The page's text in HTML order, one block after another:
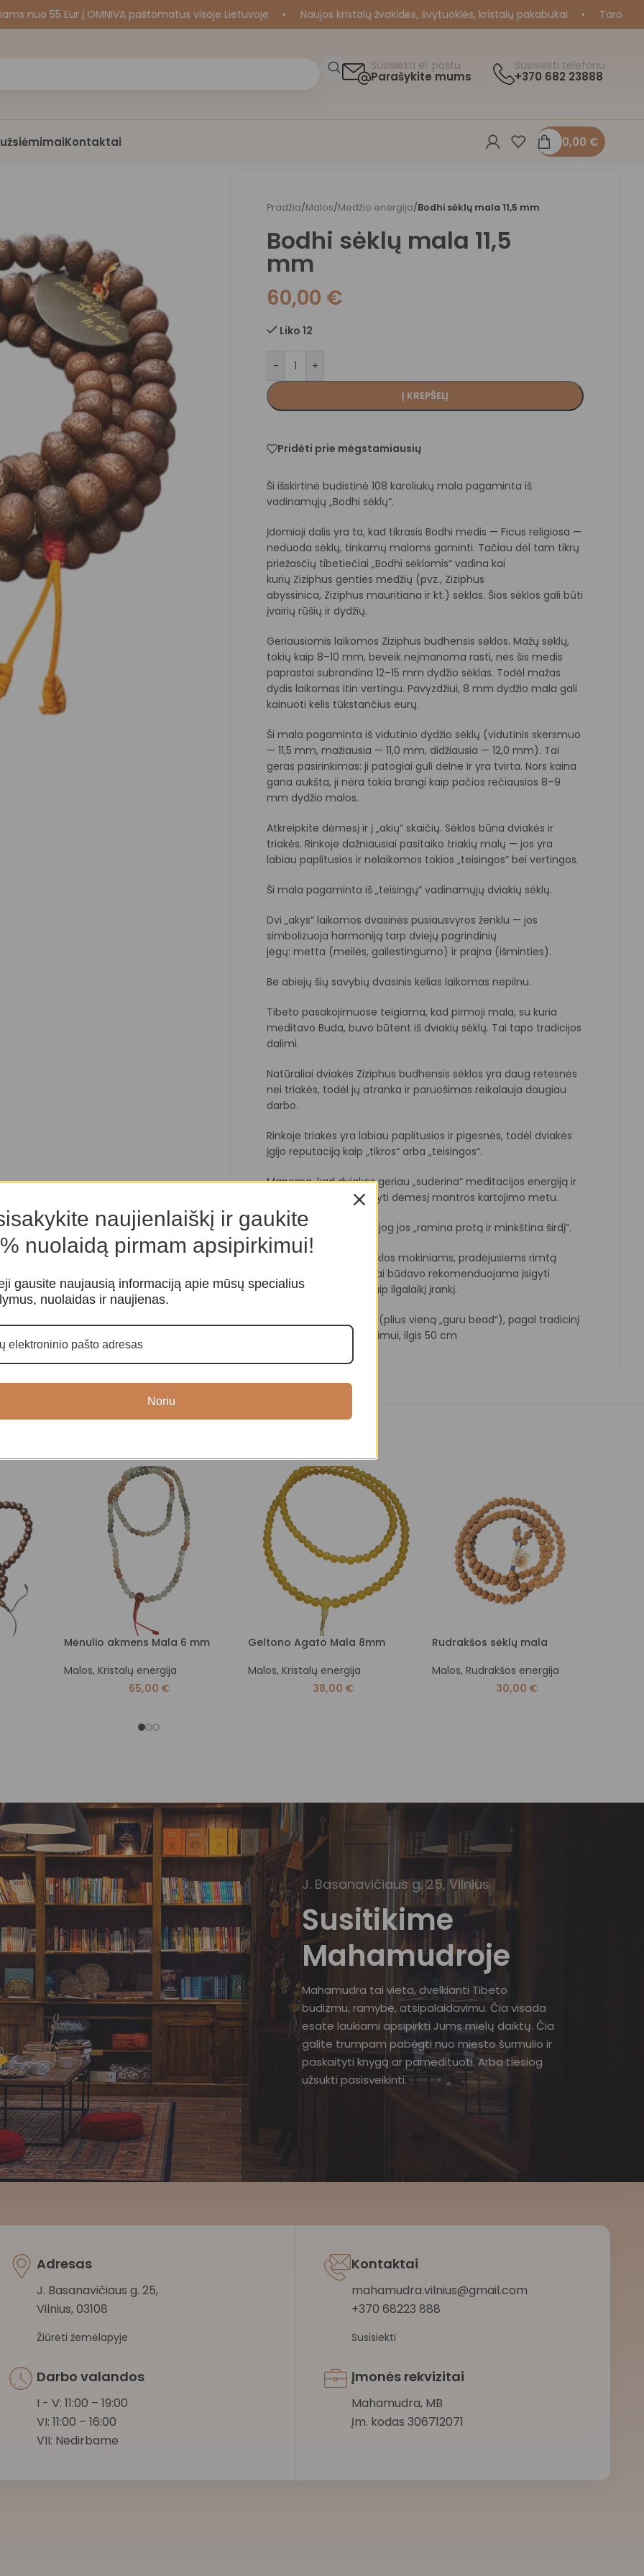
55 Eur į OMNIVA paštomatus visoje Lietuvoje • Naujos kristalų žvakidės, švytuoklės, kristalų pakabukai • Taro ir
Susisiekti el. paštu
Parašykite mums
Susisiekti telefonu
+370 682 23888
Kontaktai 0,00 €
Pradžia/Malos/Medžio energija/Bodhi sėklų mala 11,5 mm
Bodhi sėklų mala 11,5
mm
60,00 €
Liko 12
- +
Į KREPŠELĮ
Pridėti prie mėgstamiausių
Ši išskirtinė budistinė 108 karoliukų mala pagaminta iš
vadinamųjų „Bodhi sėklų“.
Įdomioji dalis yra ta, kad tikrasis Bodhi medis — Ficus religiosa —
neduoda sėklų, tinkamų maloms gaminti. Tačiau dėl tam tikrų
priežasčių tibetiečiai „Bodhi sėklomis“ vadina kai
kurių Ziziphus genties medžių (pvz., Ziziphus
abyssinica, Ziziphus mauritiana ir kt.) sėklas. Šios sėklos gali būti
įvairių rūšių ir dydžių.
Geriausiomis laikomos Ziziphus budhensis sėklos. Mažų sėklų,
tokių kaip 8–10 mm, beveik neįmanoma rasti, nes šis medis
paprastai subrandina 12–15 mm dydžio sėklas. Todėl mažas
dydis laikomas itin vertingu. Pavyzdžiui, 8 mm dydžio mala gali
kainuoti kelis tūkstančius eurų.
Ši mala pagaminta iš vidutinio dydžio sėklų (vidutinis skersmuo
— 11,5 mm, mažiausia — 11,0 mm, didžiausia — 12,0 mm). Tai
geras pasirinkimas: ji patogiai guli delne ir yra tvirta. Nors kaina
gana aukšta, ji nėra tokia brangi kaip pačios rečiausios 8–9
mm dydžio malos.
Atkreipkite dėmesį ir į „akių“ skaičių. Sėklos būna dviakės ir
triakės. Rinkoje dažniausiai pasitaiko triakių malų — jos yra
labiau paplitusios ir nelaikomos tokios „teisingos“ bei vertingos.
Ši mala pagaminta iš „teisingų“ vadinamųjų dviakių sėklų.
Dvi „akys“ laikomos dvasinės pusiausvyros ženklu — jos
simbolizuoja harmoniją tarp dviejų pagrindinių
jėgų: metta (meilės, gailestingumo) ir prajna (išminties).
Be abiejų šių savybių dvasinis kelias laikomas nepilnu.
Tibeto pasakojimuose teigiama, kad pirmoji mala, su kuria
meditavo Buda, buvo būtent iš dviakių sėklų. Tai tapo tradicijos
dalimi.
Natūraliai dviakės Ziziphus budhensis sėklos yra daug retesnės
nei triakės, todėl jų atranka ir paruošimas reikalauja daugiau
darbo.
Rinkoje triakės yra labiau paplitusios ir pigesnės, todėl dviakės
įgijo reputaciją kaip „tikros“ arba „teisingos“.
Manoma, kad dviakės geriau „suderina“ meditacijos energiją ir
padeda lengviau išlaikyti dėmesį mantros kartojimo metu.
Tibeto meistrai teigia, jog jos „ramina protą ir minkština širdį“.
Senosios Tibeto mokyklos mokiniams, pradėjusiems rimtą
mantrų praktiką, dažnai būdavo rekomenduojama įsigyti
būtent dviakę malą kaip ilgalaikį įrankį.
Nepalas, 108 karoliukai (plius vieną „guru bead“), pagal tradicinį
skaičių mantros kartojimui, ilgis 50 cm
Mėnulio akmens Mala 6 mm
Malos, Kristalų energija
65,00 €
Geltono Agato Mala 8mm
Malos, Kristalų energija
38,00 €
Rudrakšos sėklų mala
Malos, Rudrakšos energija
30,00 €
J. Basanavičiaus g. 25, Vilnius
Susitikime
Mahamudroje
Mahamudra tai vieta, dvelkianti Tibeto
budizmu, ramybe, atsipalaidavimu. Čia visada
esate laukiami apsipirkti Jums mielų daiktų. Čia
galite trumpam pabėgti nuo miesto šurmulio ir
paskaityti knygą ar pamedituoti. Arba tiesiog
užsukti pasisveikinti.
Adresas
J. Basanavičiaus g. 25,
Vilnius, 03108
Žiūrėti žemėlapyje
Darbo valandos
I - V: 11:00 – 19:00
VI: 11:00 – 16:00
VII: Nedirbame
Kontaktai
mahamudra.vilnius@gmail.com
+370 68223 888
Susisiekti
Įmonės rekvizitai
Mahamudra, MB
Įm. kodas 306712071
naujienlaiškį ir gaukite
nuolaidą pirmam apsipirkimui!
gausite naujausią informaciją apie mūsų specialius
nuolaidas ir naujienas.
Noriu